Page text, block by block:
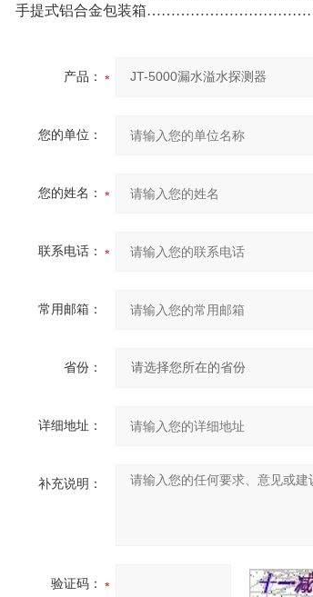
手提式铝合金包装箱
产品：
您的单位：
您的姓名：
联系电话：
常用邮箱：
省份：
详细地址：
补充说明：
验证码：